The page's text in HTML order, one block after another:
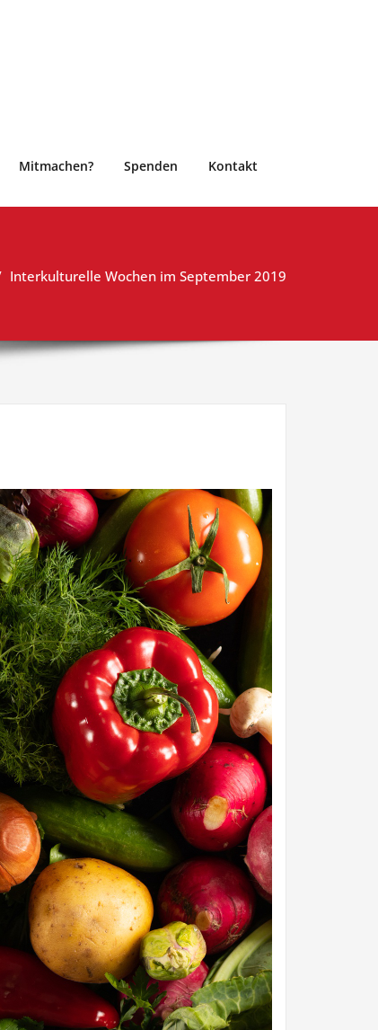
Mitmachen? Spenden Kontakt
Interkulturelle Wochen im September 2019